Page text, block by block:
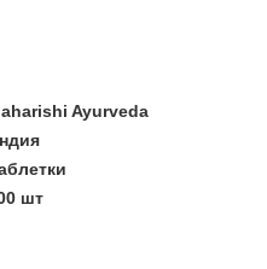
Ayurveda
шт